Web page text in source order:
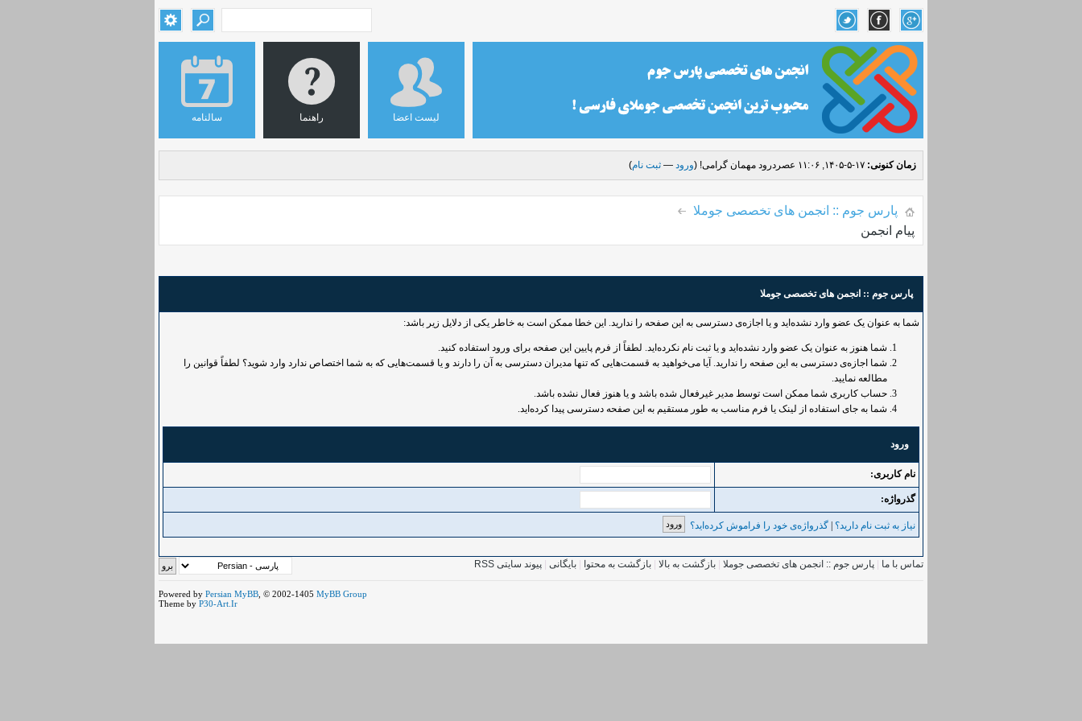
سالنامه راهنما لیست اعضا
زمان کنونی: ۱۷-۵-۱۴۰۵, ۱۱:۰۶ عصر درود مهمان گرامی! (ورود — ثبت نام)
پارس جوم :: انجمن های تخصصی جوملا
پیام انجمن
پارس جوم :: انجمن های تخصصی جوملا
شما به عنوان یک عضو وارد نشده‌اید و یا اجازه‌ی دسترسی به این صفحه را ندارید. این خطا ممکن است به خاطر یکی از دلایل زیر باشد:
شما هنوز به عنوان یک عضو وارد نشده‌اید و یا ثبت نام نکرده‌اید. لطفاً از فرم پایین این صفحه برای ورود استفاده کنید.
شما اجازه‌ی دسترسی به این صفحه را ندارید. آیا می‌خواهید به قسمت‌هایی که تنها مدیران دسترسی به آن را دارند و یا قسمت‌هایی که به شما اختصاص ندارد وارد شوید؟ لطفاً قوانین را
مطالعه نمایید.
حساب کاربری شما ممکن است توسط مدیر غیرفعال شده باشد و یا هنوز فعال نشده باشد.
شما به جای استفاده از لینک یا فرم مناسب به طور مستقیم به این صفحه دسترسی پیدا کرده‌اید.
ورود
نام کاربری:
گذرواژه‌:
نیاز به ثبت نام دارید؟ گذرواژه‌ی خود را فراموش کرده‌اید؟
تماس با ما پارس جوم :: انجمن های تخصصی جوملا بازگشت به بالا بازگشت به محتوا بایگانی پیوند سایتی RSS
Powered by Persian MyBB , © 2002-1405 MyBB Group
Theme by P30-Art.Ir